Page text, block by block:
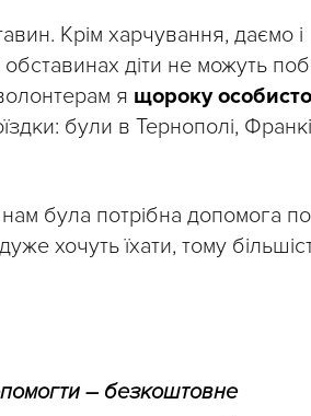
Крім харчування, даємо і
діти не можуть
я щороку
були в Тернополі,
була потрібна допомога
хочуть їхати, тому
– безкоштовне